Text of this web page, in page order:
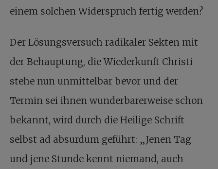
einem solchen Widerspruch fertig werden?
Der Lösungsversuch radikaler Sekten mit
der Behauptung, die Wiederkunft Christi
stehe nun unmittelbar bevor und der
Termin sei ihnen wunderbarerweise schon
bekannt, wird durch die Heilige Schrift
selbst ad absurdum geführt: „Jenen Tag
und jene Stunde kennt niemand, auch